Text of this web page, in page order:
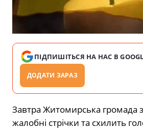
ПІДПИШІТЬСЯ НА НАС В
ДОДАТИ ЗАРАЗ
Завтра Житомирська громада
жалобні стрічки та схилить